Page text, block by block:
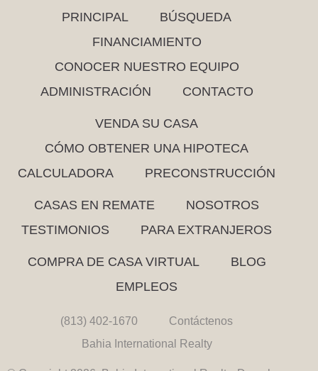
PRINCIPAL
BÚSQUEDA
FINANCIAMIENTO
CONOCER NUESTRO EQUIPO
ADMINISTRACIÓN
CONTACTO
VENDA SU CASA
CÓMO OBTENER UNA HIPOTECA
CALCULADORA
PRECONSTRUCCIÓN
CASAS EN REMATE
NOSOTROS
TESTIMONIOS
PARA EXTRANJEROS
COMPRA DE CASA VIRTUAL
BLOG
EMPLEOS
(813) 402-1670
Contáctenos
Bahia International Realty